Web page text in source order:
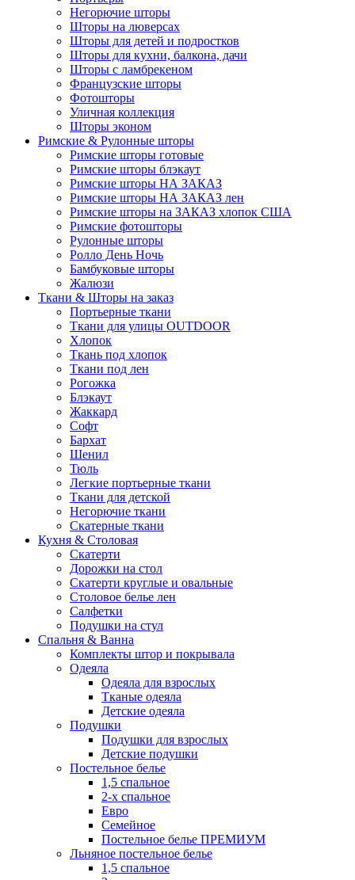
Негорючие шторы
Шторы на люверсах
Шторы для детей и подростков
Шторы для кухни, балкона, дачи
Шторы с ламбрекеном
Французские шторы
Фотошторы
Уличная коллекция
Шторы эконом
Римские & Рулонные шторы
Римские шторы готовые
Римские шторы блэкаут
Римские шторы НА ЗАКАЗ
Римские шторы НА ЗАКАЗ лен
Римские шторы на ЗАКАЗ хлопок США
Римские фотошторы
Рулонные шторы
Ролло День Ночь
Бамбуковые шторы
Жалюзи
Ткани & Шторы на заказ
Портьерные ткани
Ткани для улицы OUTDOOR
Хлопок
Ткань под хлопок
Ткани под лен
Рогожка
Блэкаут
Жаккард
Софт
Бархат
Шенил
Тюль
Легкие портьерные ткани
Ткани для детской
Негорючие ткани
Скатерные ткани
Кухня & Столовая
Скатерти
Дорожки на стол
Скатерти круглые и овальные
Столовое белье лен
Салфетки
Подушки на стул
Спальня & Ванна
Комплекты штор и покрывала
Одеяла
Одеяла для взрослых
Тканые одеяла
Детские одеяла
Подушки
Подушки для взрослых
Детские подушки
Постельное белье
1,5 спальное
2-х спальное
Евро
Семейное
Постельное белье ПРЕМИУМ
Льняное постельное белье
1,5 спальное